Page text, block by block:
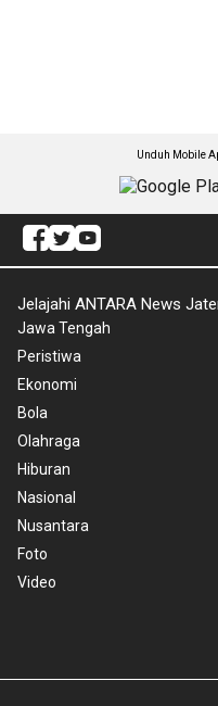
Unduh Mobile
Jelajahi ANTARA News
Jawa Tengah
Peristiwa
Ekonomi
Bola
Olahraga
Hiburan
Nasional
Nusantara
Foto
Video